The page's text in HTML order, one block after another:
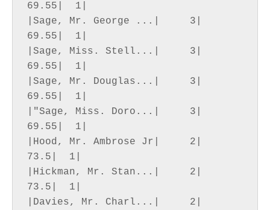
69.55|  1|
|Sage, Mr. George ...|     3|
69.55|  1|
|Sage, Miss. Stell...|     3|
69.55|  1|
|Sage, Mr. Douglas...|     3|
69.55|  1|
|"Sage, Miss. Doro...|     3|
69.55|  1|
|Hood, Mr. Ambrose Jr|     2|
73.5|  1|
|Hickman, Mr. Stan...|     2|
73.5|  1|
|Davies, Mr. Charl...|     2|